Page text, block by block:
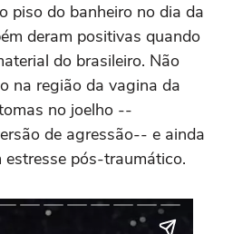
piso do banheiro no dia da
deram positivas quando
do brasileiro. Não
na região da vagina da
no joelho --
de agressão-- e ainda
pós-traumático.